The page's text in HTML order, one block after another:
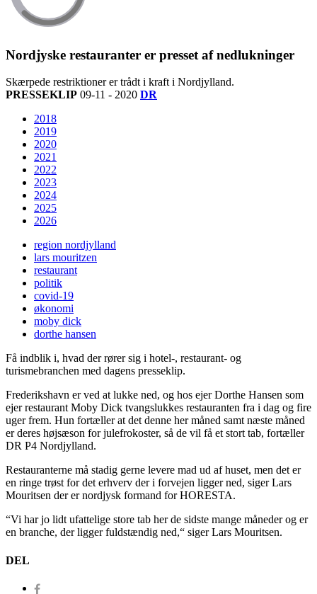
Nordjyske restauranter er presset af nedlukninger
Skærpede restriktioner er trådt i kraft i Nordjylland.
PRESSEKLIP 09-11 - 2020 DR
2018
2019
2020
2021
2022
2023
2024
2025
2026
region nordjylland
lars mouritzen
restaurant
politik
covid-19
økonomi
moby dick
dorthe hansen
Få indblik i, hvad der rører sig i hotel-, restaurant- og
turismebranchen med dagens presseklip.
Frederikshavn er ved at lukke ned, og hos ejer Dorthe Hansen som
ejer restaurant Moby Dick tvangslukkes restauranten fra i dag og fire
uger frem. Hun fortæller at det denne her måned samt næste måned
er deres højsæson for julefrokoster, så de vil få et stort tab, fortæller
DR P4 Nordjylland.
Restauranterne må stadig gerne levere mad ud af huset, men det er
en ringe trøst for det erhverv der i forvejen ligger ned, siger Lars
Mouritsen der er nordjysk formand for HORESTA.
“Vi har jo lidt ufattelige store tab her de sidste mange måneder og er
en branche, der ligger fuldstændig ned,“ siger Lars Mouritsen.
DEL